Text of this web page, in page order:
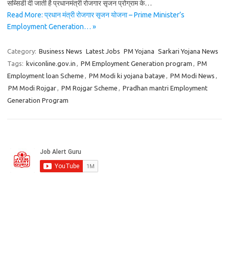
सब्सिडी दी जाती है प्रधानमंत्री रोजगार सृजन प्रोग्राम के…
Read More: प्रधान मंत्री रोजगार सृजन योजना – Prime Minister’s
Employment Generation… »
Category: Business News Latest Jobs PM Yojana Sarkari Yojana News
Tags: kviconline.gov.in , PM Employment Generation program , PM
Employment loan Scheme , PM Modi ki yojana bataye , PM Modi News ,
PM Modi Rojgar, PM Rojgar Scheme , Pradhan mantri Employment
Generation Program